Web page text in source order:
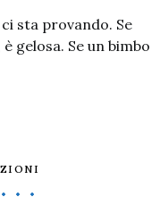
sta provando. Se
gelosa. Se un bimbo